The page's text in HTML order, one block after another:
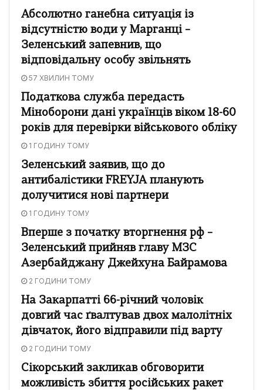
Абсолютно ганебна ситуація із
відсутністю води у Марганці –
Зеленський запевнив, що
відповідальну особу звільнять
57 ХВИЛИН ТОМУ
Податкова служба передасть
Міноборони дані українців віком 18-60
років для перевірки військового обліку
1 ГОДИНУ ТОМУ
Зеленський заявив, що до
антибалістики FREYJA планують
долучитися нові партнери
1 ГОДИНУ ТОМУ
Вперше з початку вторгнення рф –
Зеленський прийняв главу МЗС
Азербайджану Джейхуна Байрамова
2 ГОДИНИ ТОМУ
На Закарпатті 66-річний чоловік
довгий час ґвалтував двох малолітніх
дівчаток, його відправили під варту
2 ГОДИНИ ТОМУ
Сікорський закликав обговорити
можливість збиття російських ракет